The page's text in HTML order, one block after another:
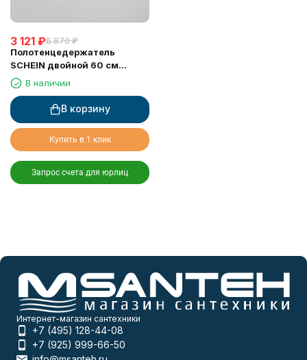
3 121 ₽6 870 ₽
Полотенцедержатель
SCHEIN двойной 60 см
(7065040)
В наличии
В корзину
Купить в 1 клик
Запрос счета для юрлиц
Интернет-магазин сантехники
+7 (495) 128-44-08
+7 (925) 999-66-50